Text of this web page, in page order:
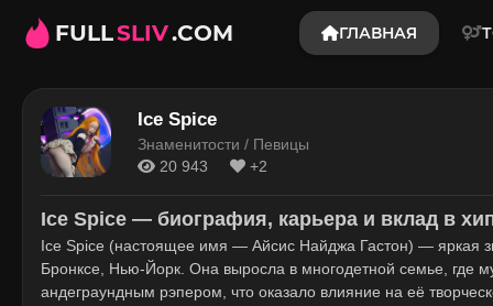
FULLSLIV.COM ГЛАВНАЯ
Ice Spice
Знаменитости / Певицы
20 943
+2
Ice Spice — биография, карьера и вклад в
Ice Spice (настоящее имя — Айсис Найджа Гастон) — яркая
Бронксе, Нью-Йорк. Она выросла в многодетной семье, где
андеграундным рэпером, что оказало влияние на её